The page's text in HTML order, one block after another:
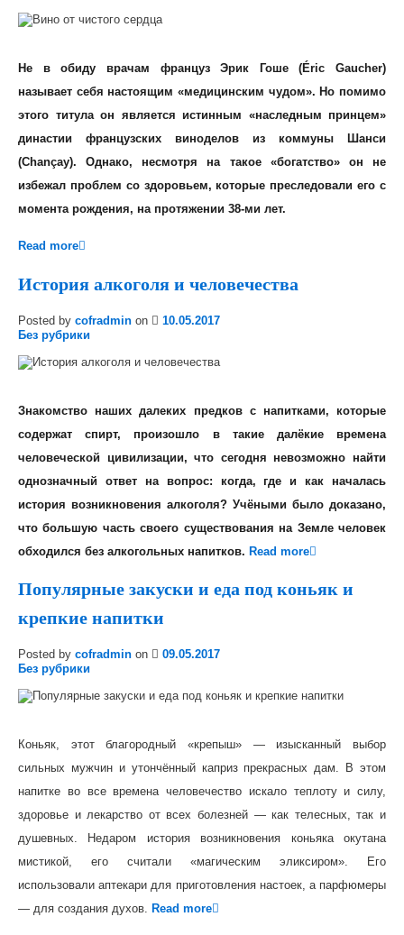
Не в обиду врачам француз Эрик Гоше (Éric Gaucher)
называет себя настоящим «медицинским чудом». Но помимо
этого титула он является истинным «наследным принцем»
династии французских виноделов из коммуны Шанси
(Chançay). Однако, несмотря на такое «богатство» он не
избежал проблем со здоровьем, которые преследовали его с
момента рождения, на протяжении 38-ми лет.
Read more
История алкоголя и человечества
Posted by cofradmin on
10.05.2017
Без рубрики
Знакомство наших далеких предков с напитками, которые
содержат спирт, произошло в такие далёкие времена
человеческой цивилизации, что сегодня невозможно найти
однозначный ответ на вопрос: когда, где и как началась
история возникновения алкоголя? Учёными было доказано,
что большую часть своего существования на Земле человек
обходился без алкогольных напитков. Read more
Популярные закуски и еда под коньяк и
крепкие напитки
Posted by cofradmin on
09.05.2017
Без рубрики
Коньяк, этот благородный «крепыш» — изысканный выбор
сильных мужчин и утончённый каприз прекрасных дам. В этом
напитке во все времена человечество искало теплоту и силу,
здоровье и лекарство от всех болезней — как телесных, так и
душевных. Недаром история возникновения коньяка окутана
мистикой, его считали «магическим эликсиром». Его
использовали аптекари для приготовления настоек, а парфюмеры
— для создания духов. Read more